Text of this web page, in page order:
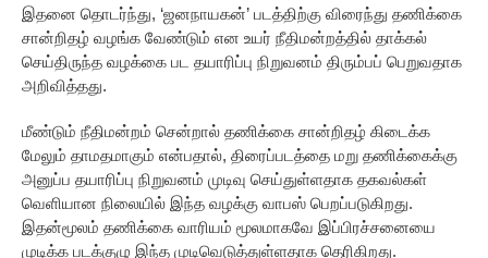
இதனை தொடர்ந்து, ‘ஜனநாயகன்’ படத்திற்கு விரைந்து தணிக்கை
சான்றிதழ் வழங்க வேண்டும் என உயர் நீதிமன்றத்தில் தாக்கல்
செய்திருந்த வழக்கை பட தயாரிப்பு நிறுவனம் திரும்பப் பெறுவதாக
அறிவித்தது.
மீண்டும் நீதிமன்றம் சென்றால் தணிக்கை சான்றிதழ் கிடைக்க
மேலும் தாமதமாகும் என்பதால், திரைப்படத்தை மறு தணிக்கைக்கு
அனுப்ப தயாரிப்பு நிறுவனம் முடிவு செய்துள்ளதாக தகவல்கள்
வெளியான நிலையில் இந்த வழக்கு வாபஸ் பெறப்படுகிறது.
இதன்மூலம் தணிக்கை வாரியம் மூலமாகவே இப்பிரச்சனையை
முடிக்க படக்குழு இந்த முடிவெடுத்துள்ளதாக தெரிகிறது.